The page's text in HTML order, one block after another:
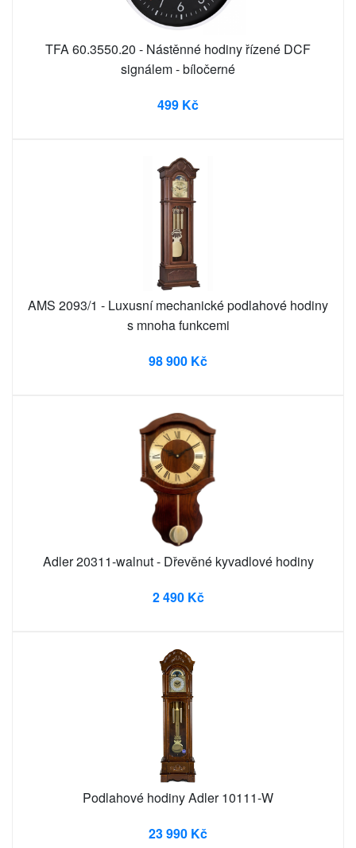
TFA 60.3550.20 - Nástěnné hodiny řízené DCF
signálem - bíločerné
499 Kč
AMS 2093/1 - Luxusní mechanické podlahové hodiny
s mnoha funkcemi
98 900 Kč
Adler 20311-walnut - Dřevěné kyvadlové hodiny
2 490 Kč
Podlahové hodiny Adler 10111-W
23 990 Kč